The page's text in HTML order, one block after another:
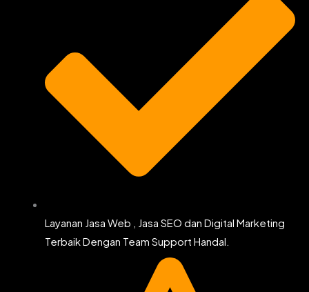
Layanan Jasa Web , Jasa SEO dan Digital Marketing
Terbaik Dengan Team Support Handal.